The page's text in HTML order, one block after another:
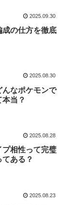
2025.09.30
成の仕方を徹底
2025.08.30
んなポケモンで
本当？
2025.08.28
相性って完璧
ある？
2025.08.23